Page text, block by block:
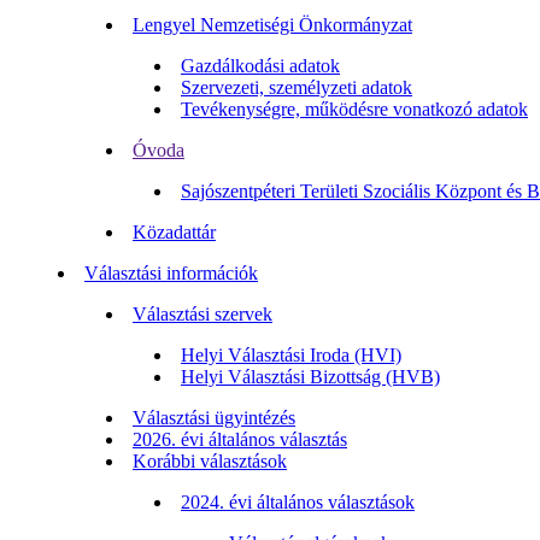
Lengyel Nemzetiségi Önkormányzat
Gazdálkodási adatok
Szervezeti, személyzeti adatok
Tevékenységre, működésre vonatkozó adatok
Óvoda
Sajószentpéteri Területi Szociális Központ és
Közadattár
Választási információk
Választási szervek
Helyi Választási Iroda (HVI)
Helyi Választási Bizottság (HVB)
Választási ügyintézés
2026. évi általános választás
Korábbi választások
2024. évi általános választások